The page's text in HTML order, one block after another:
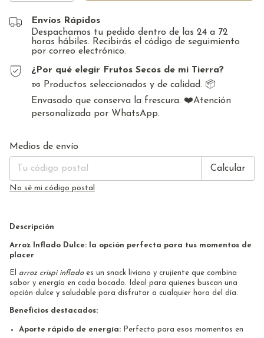
Envíos Rápidos
Despachamos tu pedido dentro de las 24 a 72
horas hábiles. Recibirás el código de seguimiento
por correo electrónico.
¿Por qué elegir Frutos Secos de mi Tierra?
🥜 Productos seleccionados y de calidad. 📦
Envasado que conserva la frescura. ❤️Atención
personalizada por WhatsApp.
Entregas para el CP:
Medios de envío
Calcular
No sé mi código postal
Descripción
Arroz Inflado Dulce: la opción perfecta para tus momentos de
placer
El arroz crispi infladoes un snack liviano y crujiente que combina
sabor y energía en cada bocado. Ideal para quienes buscan una
opción dulce y saludable para disfrutar a cualquier hora del día.
Beneficios destacados:
Aporte rápido de energía: Perfecto para esos momentos en